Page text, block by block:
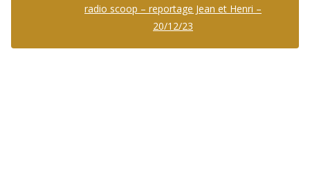
radio scoop – reportage Jean et Henri –
20/12/23